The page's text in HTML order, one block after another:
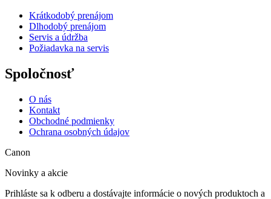
Krátkodobý prenájom
Dlhodobý prenájom
Servis a údržba
Požiadavka na servis
Spoločnosť
O nás
Kontakt
Obchodné podmienky
Ochrana osobných údajov
Canon
Novinky a akcie
Prihláste sa k odberu a dostávajte informácie o nových produktoch a